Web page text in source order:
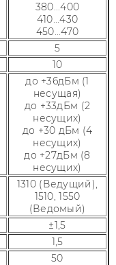
380...400
410...430
450...470
5
10
до +36дБм (1
несущая)
до +33дБм (2
несущих)
до +30 дБм (4
несущих)
до +27дБм (8
несущих)
1310 (Ведущий),
1510, 1550
(Ведомый)
±1,5
1,5
50